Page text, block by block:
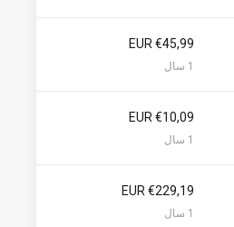
€45,99 EUR
1 سال
€10,09 EUR
1 سال
€229,19 EUR
1 سال